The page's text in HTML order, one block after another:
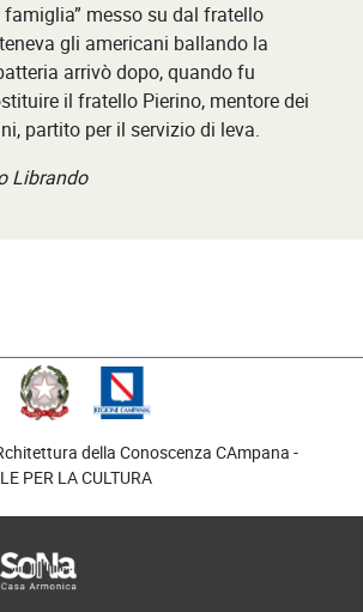
famiglia” messo su dal fratello
gli americani ballando la
arrivò dopo, quando fu
il fratello Pierino, mentore dei
partito per il servizio di leva.
Librando
della Conoscenza CAmpana -
PER LA CULTURA